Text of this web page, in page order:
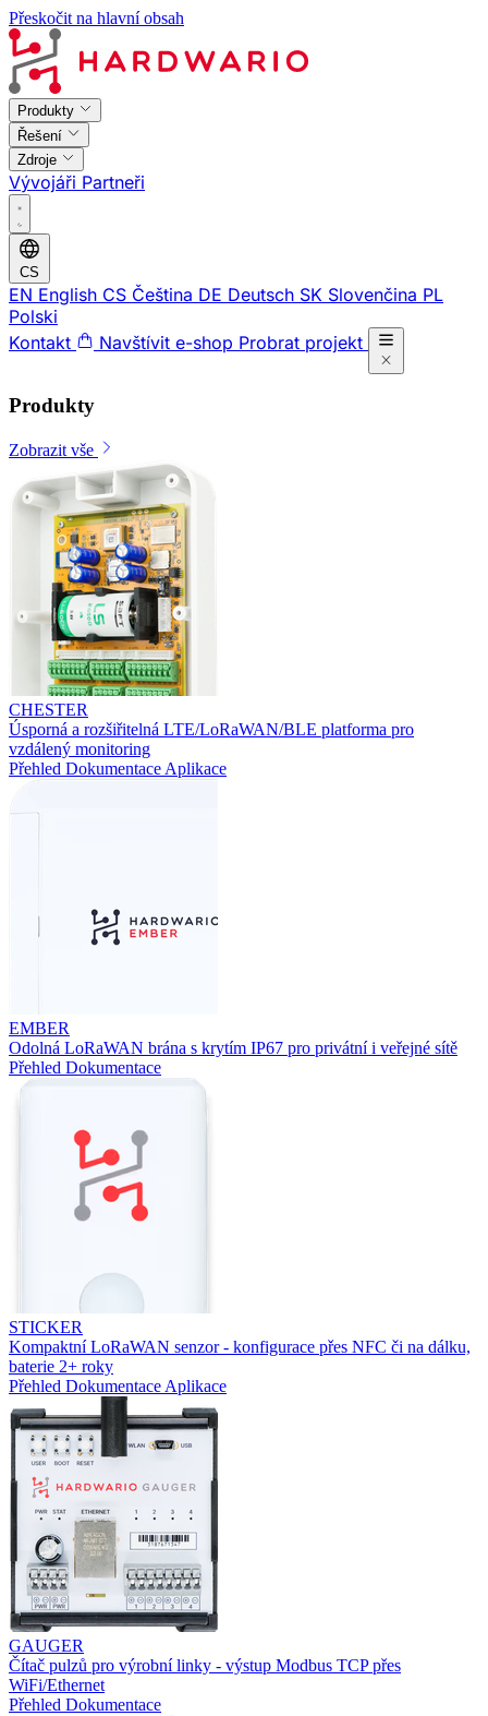
Přeskočit na hlavní obsah
Produkty
Řešení
Zdroje
Vývojáři Partneři
CS
EN English CS Čeština DE Deutsch SK Slovenčina PL
Polski
Kontakt
Navštívit e-shop Probrat projekt
Produkty
Zobrazit vše
CHESTER
Úsporná a rozšiřitelná LTE/LoRaWAN/BLE platforma pro
vzdálený monitoring
Přehled Dokumentace Aplikace
EMBER
Odolná LoRaWAN brána s krytím IP67 pro privátní i veřejné sítě
Přehled Dokumentace
STICKER
Kompaktní LoRaWAN senzor - konfigurace přes NFC či na dálku,
baterie 2+ roky
Přehled Dokumentace Aplikace
GAUGER
Čítač pulzů pro výrobní linky - výstup Modbus TCP přes
WiFi/Ethernet
Přehled Dokumentace